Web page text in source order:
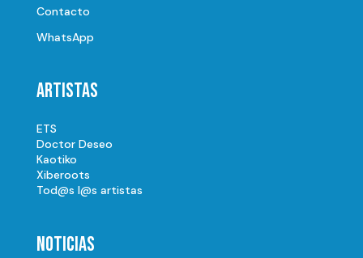
Contacto
WhatsApp
Artistas
ETS
Doctor Deseo
Kaotiko
Xiberoots
Tod@s l@s artistas
Noticias